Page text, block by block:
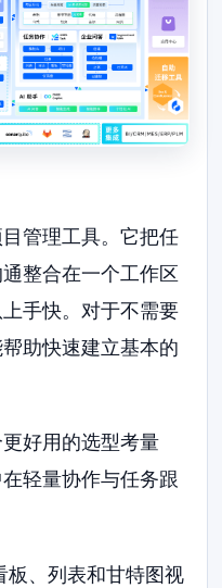
管理工具。它把任
整合在一个工作区
手快。对于不需要
助快速建立基本的
好用的选型考量
轻量协作与任务跟
板、列表和甘特图视